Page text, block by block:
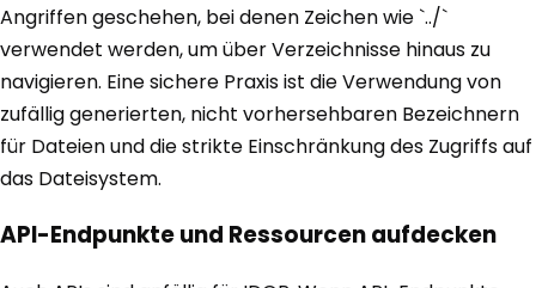
Angriffen geschehen, bei denen Zeichen wie `../`
verwendet werden, um über Verzeichnisse hinaus zu
navigieren. Eine sichere Praxis ist die Verwendung von
zufällig generierten, nicht vorhersehbaren Bezeichnern
für Dateien und die strikte Einschränkung des Zugriffs auf
das Dateisystem.
API-Endpunkte und Ressourcen aufdecken